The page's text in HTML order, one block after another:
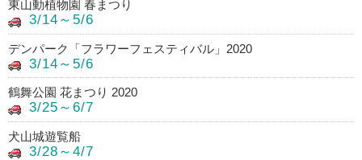
東山動植物園 春まつり
3/14～5/6
デンパーク「フラワーフェスティバル」2020
3/14～5/6
鶴舞公園 花まつり 2020
3/25～6/7
犬山城遊覧船
3/28～4/7